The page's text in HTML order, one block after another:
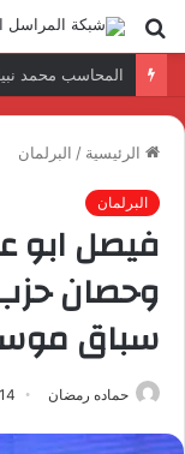
بحث
عن
الرئيسية / البرلمان
البرلمان
فيصل ابو
وحصان
سباق
حماده رمضان 14 نوفمبر، 2025